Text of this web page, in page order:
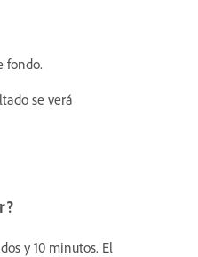
fondo.
se verá
y 10 minutos. El